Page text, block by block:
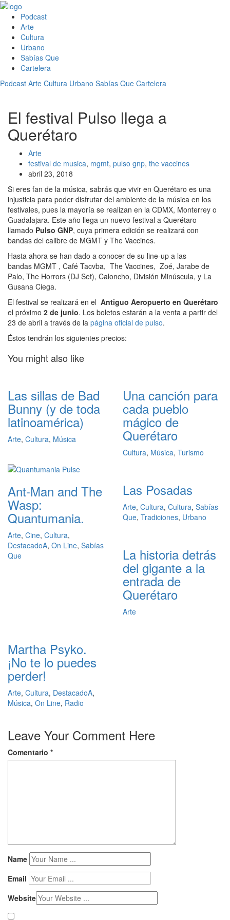
Podcast
Arte
Cultura
Urbano
Sabías Que
Cartelera
Podcast Arte Cultura Urbano Sabías Que Cartelera
El festival Pulso llega a
Querétaro
Arte
festival de musica, mgmt, pulso gnp, the vaccines
abril 23, 2018
Si eres fan de la música, sabrás que vivir en Querétaro es una
injusticia para poder disfrutar del ambiente de la música en los
festivales, pues la mayoría se realizan en la CDMX, Monterrey o
Guadalajara. Este año llega un nuevo festival a Querétaro
llamado Pulso GNP, cuya primera edición se realizará con
bandas del calibre de MGMT y The Vaccines.
Hasta ahora se han dado a conocer de su line-up a las
bandas MGMT , Café Tacvba, The Vaccines, Zoé, Jarabe de
Palo, The Horrors (DJ Set), Caloncho, División Minúscula, y La
Gusana Ciega.
El festival se realizará en el Antiguo Aeropuerto en Querétaro
el próximo 2 de junio. Los boletos estarán a la venta a partir del
23 de abril a través de la página oficial de pulso.
Éstos tendrán los siguientes precios:
You might also like
Las sillas de Bad
Bunny (y de toda
latinoamérica)
Arte, Cultura, Música
Una canción para
cada pueblo
mágico de
Querétaro
Cultura, Música, Turismo
Ant-Man and The
Wasp:
Quantumania.
Arte, Cine, Cultura,
DestacadoA, On Line, Sabías
Que
Las Posadas
Arte, Cultura, Cultura, Sabías
Que, Tradiciones, Urbano
La historia detrás
del gigante a la
entrada de
Querétaro
Arte
Martha Psyko.
¡No te lo puedes
perder!
Arte, Cultura, DestacadoA,
Música, On Line, Radio
Leave Your Comment Here
Comentario *
Name
Email
Website